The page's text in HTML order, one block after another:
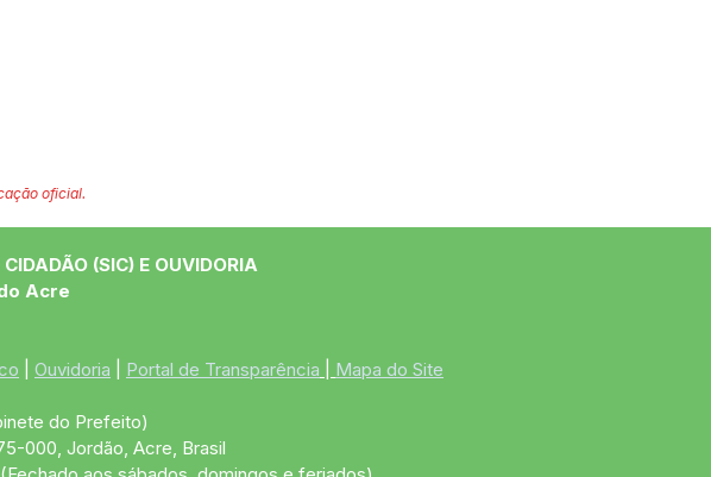
oficial.
(SIC) E OUVIDORIA
Acre
Ouvidoria Portal de Transparência Mapa do Site
do Prefeito)
000, Jordão, Acre, Brasil